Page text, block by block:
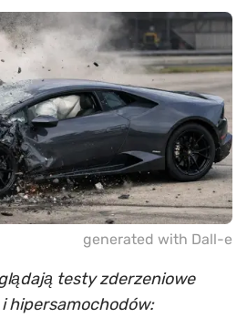
generated with Dall-e
testy zderzeniowe
hipersamochodów: